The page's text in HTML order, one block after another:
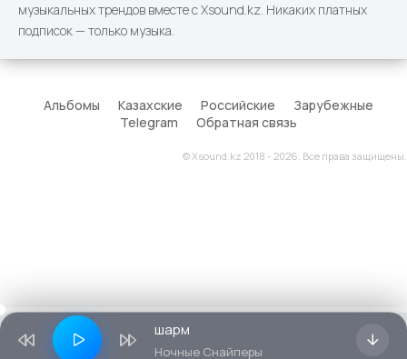
музыкальных трендов вместе с Xsound.kz. Никаких платных
подписок — только музыка.
Альбомы Казахские Российские
Зарубежные
Telegram
Обратная связь
© Xsound.kz 2018 - 2026. Все права защищены.
шарм
Ночные Снайперы